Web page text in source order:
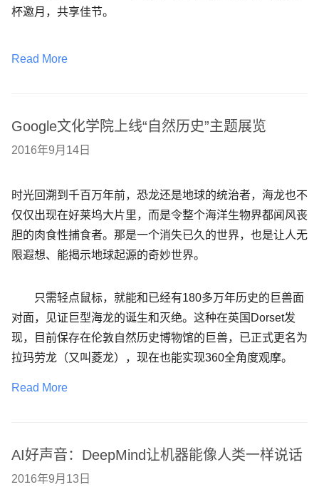
杯邀月，共享佳节。
Read More
Google文化学院上线“自然历史”主题展览
2016年9月14日
时光回溯到千百万年前，恐龙还是地球的统治者，海龙也不
仅仅出现在好莱坞大片里，而是令整个海洋生物界都闻风丧
胆的肉食性捕食者。那是一个消失已久的世界，也是让人无
限遐想、能揭示地球起源的奇妙世界。
只需轻点鼠标，就能和已经有180多万年历史的巨兽面
对面，见证巨型海龙的诞生和灭绝。这种在英国Dorset发
现，目前保存在伦敦自然历史博物馆的巨兽，已正式更名为
拉玛劳龙（又叫菱龙），现在也能实现360全角度观摩。
Read More
AI好声音：DeepMind让机器能像人类一样说话
2016年9月13日